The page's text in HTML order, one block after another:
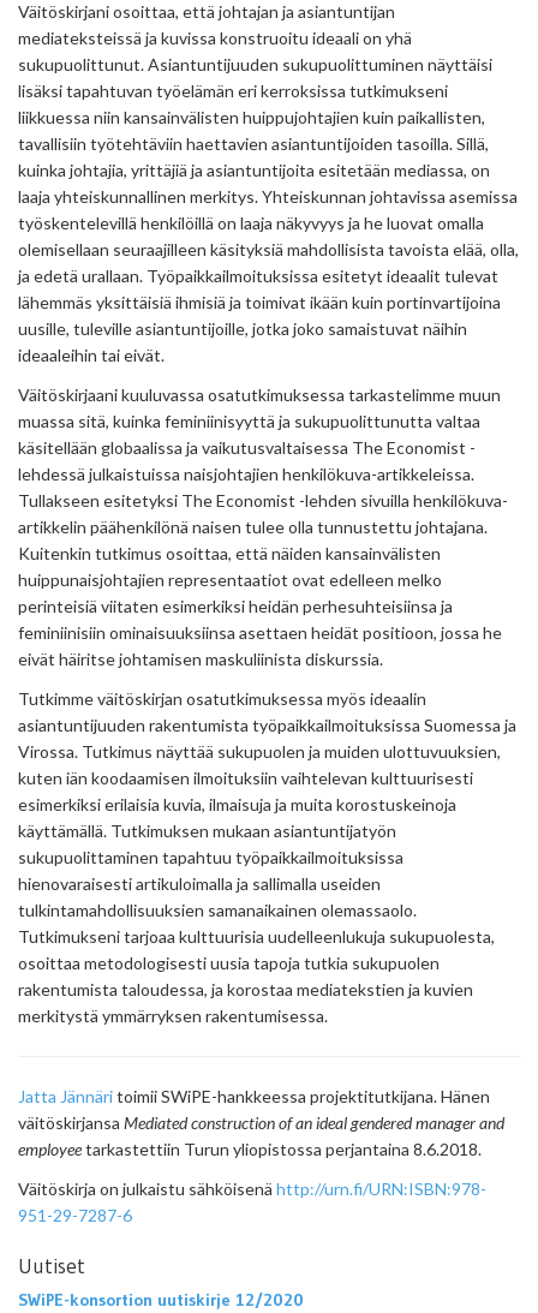
Väitöskirjani osoittaa, että johtajan ja asiantuntijan
mediateksteissä ja kuvissa konstruoitu ideaali on yhä
sukupuolittunut. Asiantuntijuuden sukupuolittuminen näyttäisi
lisäksi tapahtuvan työelämän eri kerroksissa tutkimukseni
liikkuessa niin kansainvälisten huippujohtajien kuin paikallisten,
tavallisiin työtehtäviin haettavien asiantuntijoiden tasoilla. Sillä,
kuinka johtajia, yrittäjiä ja asiantuntijoita esitetään mediassa, on
laaja yhteiskunnallinen merkitys. Yhteiskunnan johtavissa asemissa
työskentelevillä henkilöillä on laaja näkyvyys ja he luovat omalla
olemisellaan seuraajilleen käsityksiä mahdollisista tavoista elää, olla,
ja edetä urallaan. Työpaikkailmoituksissa esitetyt ideaalit tulevat
lähemmäs yksittäisiä ihmisiä ja toimivat ikään kuin portinvartijoina
uusille, tuleville asiantuntijoille, jotka joko samaistuvat näihin
ideaaleihin tai eivät.
Väitöskirjaani kuuluvassa osatutkimuksessa tarkastelimme muun
muassa sitä, kuinka feminiinisyyttä ja sukupuolittunutta valtaa
käsitellään globaalissa ja vaikutusvaltaisessa The Economist -
lehdessä julkaistuissa naisjohtajien henkilökuva-artikkeleissa.
Tullakseen esitetyksi The Economist -lehden sivuilla henkilökuva-
artikkelin päähenkilönä naisen tulee olla tunnustettu johtajana.
Kuitenkin tutkimus osoittaa, että näiden kansainvälisten
huippunaisjohtajien representaatiot ovat edelleen melko
perinteisiä viitaten esimerkiksi heidän perhesuhteisiinsa ja
feminiinisiin ominaisuuksiinsa asettaen heidät positioon, jossa he
eivät häiritse johtamisen maskuliinista diskurssia.
Tutkimme väitöskirjan osatutkimuksessa myös ideaalin
asiantuntijuuden rakentumista työpaikkailmoituksissa Suomessa ja
Virossa. Tutkimus näyttää sukupuolen ja muiden ulottuvuuksien,
kuten iän koodaamisen ilmoituksiin vaihtelevan kulttuurisesti
esimerkiksi erilaisia kuvia, ilmaisuja ja muita korostuskeinoja
käyttämällä. Tutkimuksen mukaan asiantuntijatyön
sukupuolittaminen tapahtuu työpaikkailmoituksissa
hienovaraisesti artikuloimalla ja sallimalla useiden
tulkintamahdollisuuksien samanaikainen olemassaolo.
Tutkimukseni tarjoaa kulttuurisia uudelleenlukuja sukupuolesta,
osoittaa metodologisesti uusia tapoja tutkia sukupuolen
rakentumista taloudessa, ja korostaa mediatekstien ja kuvien
merkitystä ymmärryksen rakentumisessa.
Jatta Jännäritoimii SWiPE-hankkeessa projektitutkijana. Hänen
väitöskirjansa Mediated construction of an ideal gendered manager and
employeetarkastettiin Turun yliopistossa perjantaina 8.6.2018.
Väitöskirja on julkaistu sähköisenä http://urn.fi/URN:ISBN:978-
951-29-7287-6
Uutiset
SWiPE-konsortion uutiskirje 12/2020